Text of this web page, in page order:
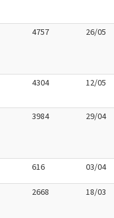
4757 26/05
4304 12/05
3984 29/04
616 03/04
2668 18/03